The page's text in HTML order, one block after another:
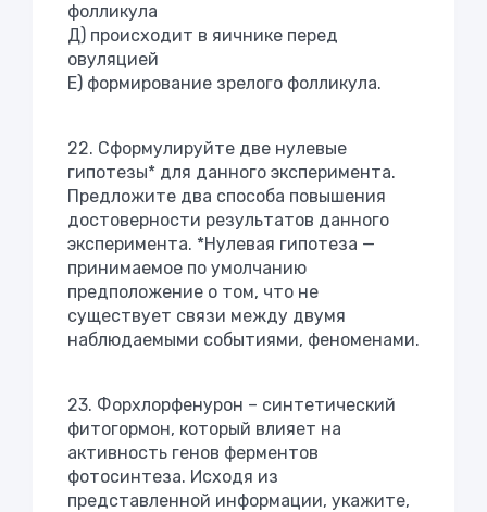
фолликула
Д) происходит в яичнике перед
овуляцией
Е) формирование зрелого фолликула.
22. Сформулируйте две нулевые
гипотезы* для данного эксперимента.
Предложите два способа повышения
достоверности результатов данного
эксперимента. *Нулевая гипотеза —
принимаемое по умолчанию
предположение о том, что не
существует связи между двумя
наблюдаемыми событиями, феноменами.
23. Форхлорфенурон – синтетический
фитогормон, который влияет на
активность генов ферментов
фотосинтеза. Исходя из
представленной информации, укажите,